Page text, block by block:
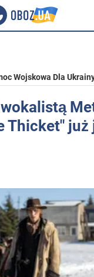
Wojskowa Dla
Thicket" już